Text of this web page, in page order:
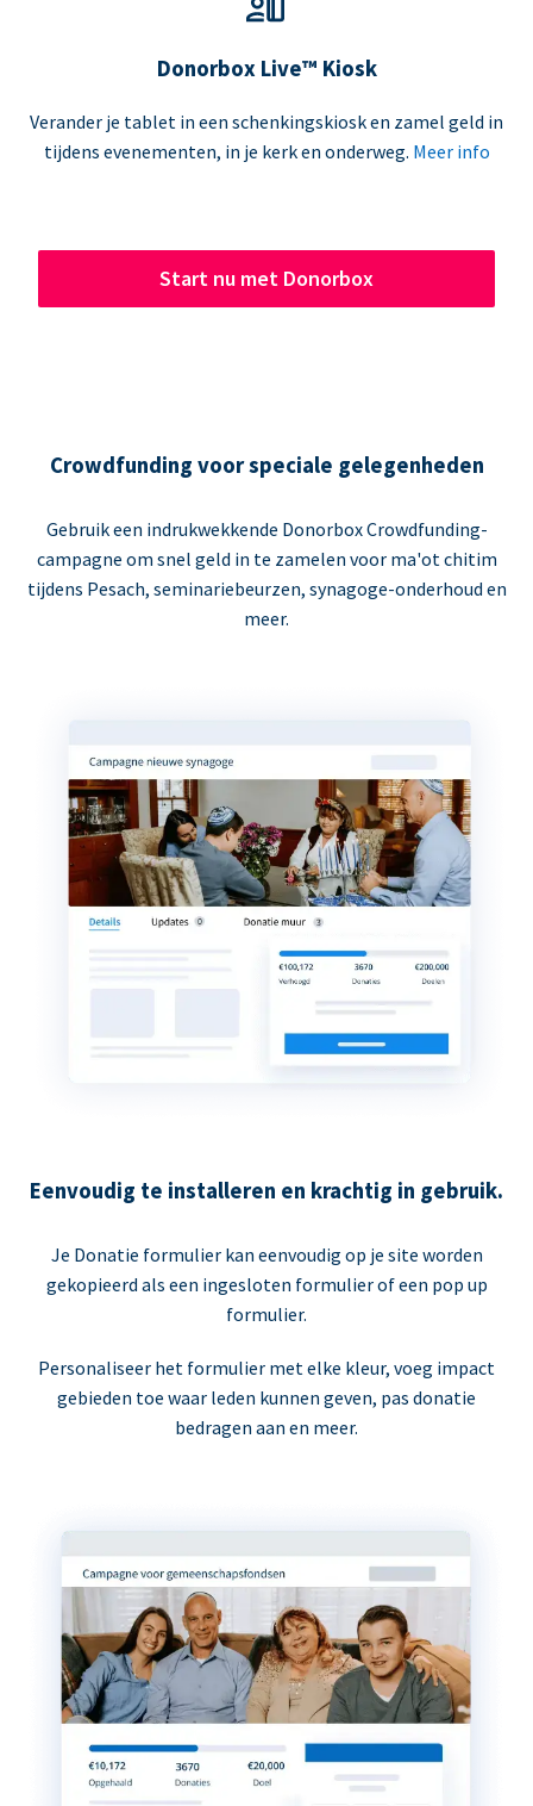
Donorbox Live™ Kiosk
Verander je tablet in een schenkingskiosk en zamel geld in
tijdens evenementen, in je kerk en onderweg. Meer info
Start nu met Donorbox
Crowdfunding voor speciale gelegenheden
Gebruik een indrukwekkende Donorbox Crowdfunding-
campagne om snel geld in te zamelen voor ma'ot chitim
tijdens Pesach, seminariebeurzen, synagoge-onderhoud en
meer.
Eenvoudig te installeren en krachtig in gebruik.
Je Donatie formulier kan eenvoudig op je site worden
gekopieerd als een ingesloten formulier of een pop up
formulier.
Personaliseer het formulier met elke kleur, voeg impact
gebieden toe waar leden kunnen geven, pas donatie
bedragen aan en meer.